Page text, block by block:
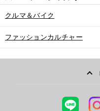
クルマ＆バイク
ファッションカルチャー